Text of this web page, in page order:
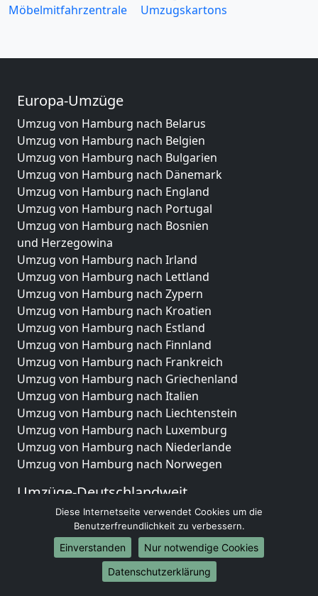
Möbelmitfahrzentrale
Umzugskartons
Europa-Umzüge
Umzug von Hamburg nach Belarus
Umzug von Hamburg nach Belgien
Umzug von Hamburg nach Bulgarien
Umzug von Hamburg nach Dänemark
Umzug von Hamburg nach England
Umzug von Hamburg nach Portugal
Umzug von Hamburg nach Bosnien
und Herzegowina
Umzug von Hamburg nach Irland
Umzug von Hamburg nach Lettland
Umzug von Hamburg nach Zypern
Umzug von Hamburg nach Kroatien
Umzug von Hamburg nach Estland
Umzug von Hamburg nach Finnland
Umzug von Hamburg nach Frankreich
Umzug von Hamburg nach Griechenland
Umzug von Hamburg nach Italien
Umzug von Hamburg nach Liechtenstein
Umzug von Hamburg nach Luxemburg
Umzug von Hamburg nach Niederlande
Umzug von Hamburg nach Norwegen
Umzüge-Deutschlandweit
Umzug von Hamburg nach Berlin
Umzug von Hamburg nach Hamburg
Umzug von Hamburg nach München
Umzug von Hamburg nach Köln
Umzug von Hamburg nach Frankfurt am Main
Diese Internetseite verwendet Cookies um die
Benutzerfreundlichkeit zu verbessern.
Einverstanden
Nur notwendige Cookies
Datenschutzerklärung